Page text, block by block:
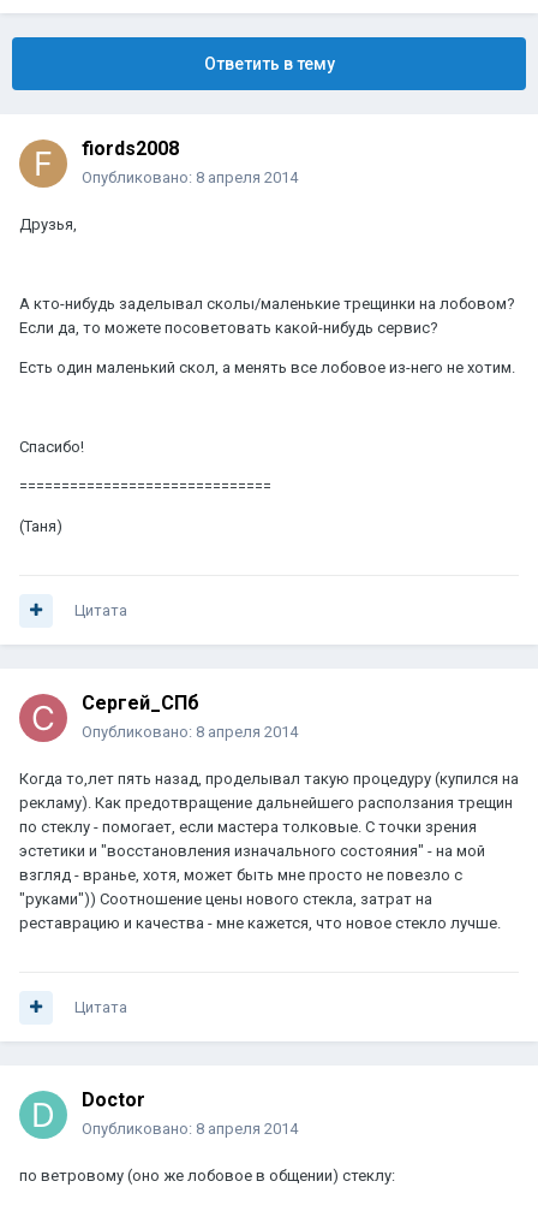
Ответить в тему
fiords2008
Опубликовано: 8 апреля 2014
Друзья,
А кто-нибудь заделывал сколы/маленькие трещинки на лобовом?
Если да, то можете посоветовать какой-нибудь сервис?
Есть один маленький скол, а менять все лобовое из-него не хотим.
Спасибо!
==============================
(Таня)
Цитата
Сергей_СПб
Опубликовано: 8 апреля 2014
Когда то,лет пять назад, проделывал такую процедуру (купился на
рекламу). Как предотвращение дальнейшего расползания трещин
по стеклу - помогает, если мастера толковые. С точки зрения
эстетики и "восстановления изначального состояния" - на мой
взгляд - вранье, хотя, может быть мне просто не повезло с
"руками")) Соотношение цены нового стекла, затрат на
реставрацию и качества - мне кажется, что новое стекло лучше.
Цитата
Doctor
Опубликовано: 8 апреля 2014
по ветровому (оно же лобовое в общении) стеклу: